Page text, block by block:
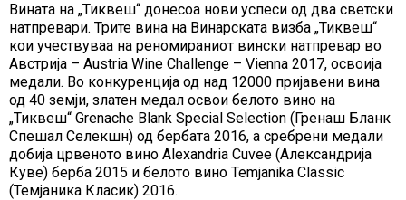
Вината на „Тиквеш“ донесоа нови успеси од два светски
натпревари. Трите вина на Винарската визба „Тиквеш“
кои учествуваа на реномираниот вински натпревар во
Австрија – Austria Wine Challenge – Vienna 2017, освоија
медали. Во конкуренција од над 12000 пријавени вина
од 40 земји, златен медал освои белото вино на
„Тиквеш“ Grenache Blank Special Selection (Гренаш Бланк
Спешал Селекшн) од бербата 2016, а сребрени медали
добија црвеното вино Alexandria Cuvee (Александрија
Куве) берба 2015 и белото вино Temjanika Classic
(Темјаника Класик) 2016.